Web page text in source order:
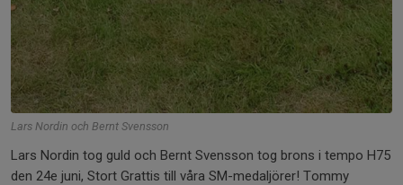
Lars Nordin och Bernt Svensson
Lars Nordin tog guld och Bernt Svensson tog brons i tempo H75
den 24e juni, Stort Grattis till våra SM-medaljörer! Tommy